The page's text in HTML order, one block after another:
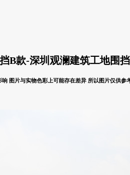
B款-深圳观澜建筑工地围
图片与实物色彩上可能存在差异 所以图片仅供参